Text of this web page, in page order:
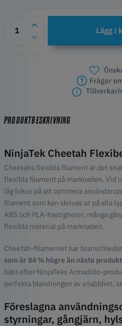
Lägg i
Frågor
PRODUKTBESKRIVNING
NinjaTek Cheetah
Cheetahs flexibla filament är det
flexibla filament på marknaden. Vid
låg fokus på att optimera
filament som kan skrivas ut på alla
ABS och PLA-hastigheter, många
flexibla material på marknaden.
Cheetah-filamentet har
som är 84 % högre än nästa produkt
bäst efter NinjaTeks Armadillo-
perfekta blandningen av snabbhet,
Föreslagna
styrningar, gångjärn,